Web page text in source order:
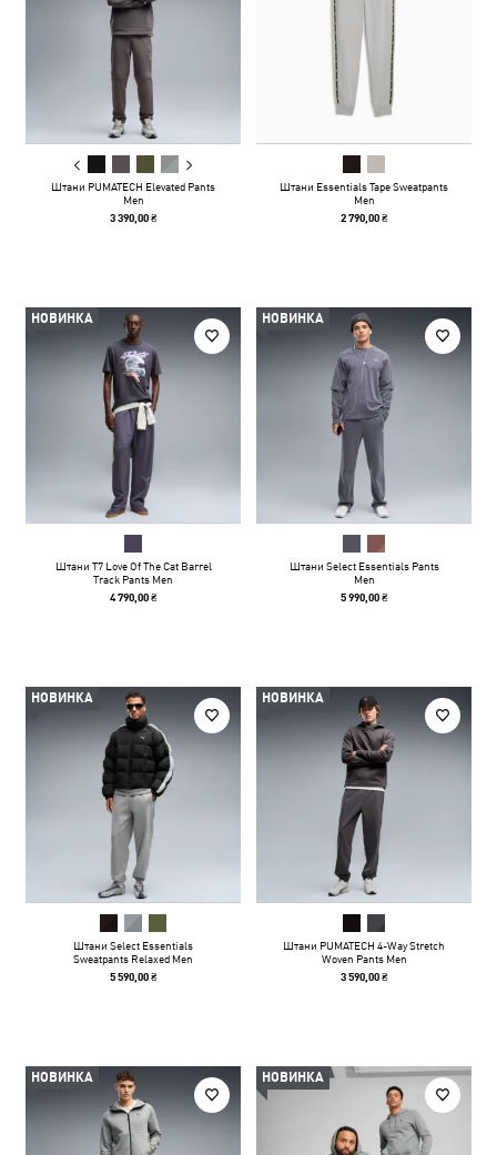
Штани PUMATECH Elevated Pants
Men
3 390,00 ₴
Штани Essentials Tape Sweatpants
Men
2 790,00 ₴
НОВИНКА
Штани T7 Love Of The Cat Barrel
Track Pants Men
4 790,00 ₴
НОВИНКА
Штани Select Essentials Pants
Men
5 990,00 ₴
НОВИНКА
Штани Select Essentials
Sweatpants Relaxed Men
5 590,00 ₴
НОВИНКА
Штани PUMATECH 4-Way Stretch
Woven Pants Men
3 590,00 ₴
НОВИНКА НОВИНКА